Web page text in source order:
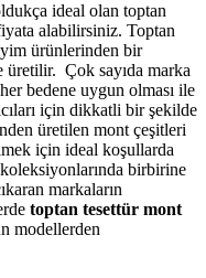
ideal olan toptan
alabilirsiniz. Toptan
ürünlerinden bir
üretilir. Çok sayıda marka
bedene uygun olması ile
için dikkatli bir şekilde
üretilen mont çeşitleri
için ideal koşullarda
birbirine
markaların
toptan tesettür mont
modellerden